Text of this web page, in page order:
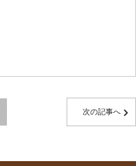
次の記事へ